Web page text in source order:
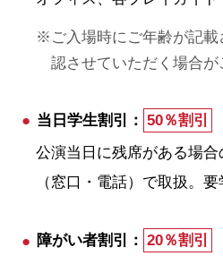
ご入場時にご年齢が記
認させていただく場合が
当日学生割引： 50％割引
公演当日に残席がある場
（窓口・電話）で取扱。要
障がい者割引： 20％割引